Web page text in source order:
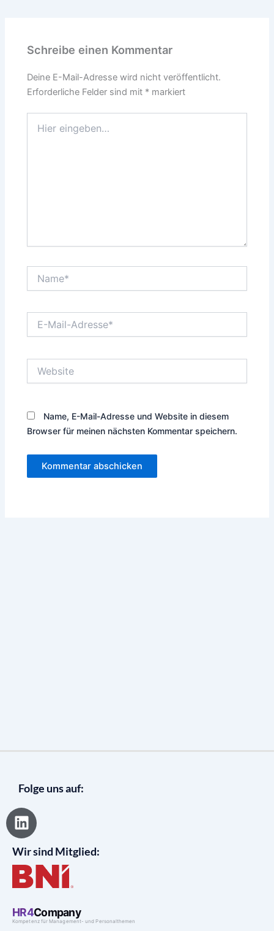
Schreibe einen Kommentar
Deine E-Mail-Adresse wird nicht veröffentlicht.
Erforderliche Felder sind mit * markiert
eingeben…
Mail-
Name, E-Mail-Adresse und Website in diesem
Browser für meinen nächsten Kommentar speichern.
Folge uns auf:
L
i
n
k
e
d
i
n
Wir sind Mitglied: